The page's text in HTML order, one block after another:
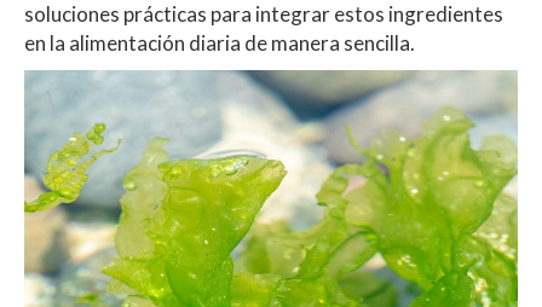
soluciones prácticas para integrar estos ingredientes
en la alimentación diaria de manera sencilla.